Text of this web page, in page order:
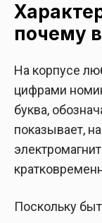
почему
На корпусе
цифрами
буква,
показывает,
Поскольку